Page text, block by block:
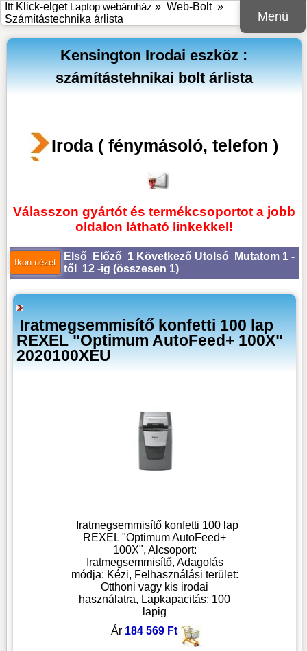
Menü
Itt Klick-elget Laptop webáruház » Web-Bolt»
Számítástechnika árlista
Kensington Irodai eszköz :
számítástehnikai bolt árlista
Iroda ( fénymásoló, telefon )
Válasszon gyártót és termékcsoportot a jobb
oldalon látható linkekkel!
Első Előző 1 Következő Utolsó Mutatom 1 -
től 12 -ig (összesen 1)
Iratmegsemmisítő konfetti 100 lap
REXEL "Optimum AutoFeed+ 100X"
2020100XEU
Iratmegsemmisítő konfetti 100 lap
REXEL "Optimum AutoFeed+
100X", Alcsoport:
Iratmegsemmisítő, Adagolás
módja: Kézi, Felhasználási terület:
Otthoni vagy kis irodai
használatra, Lapkapacitás: 100
lapig
Ár 184 569 Ft